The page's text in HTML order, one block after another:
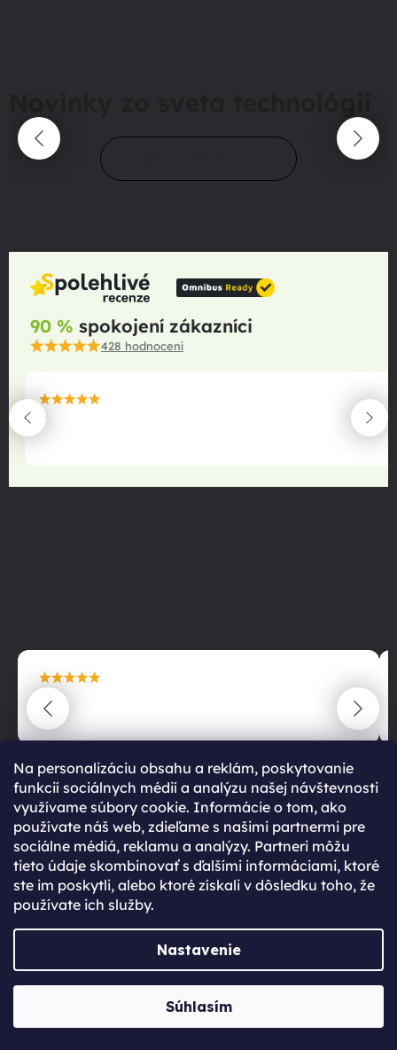
Na personalizáciu obsahu a reklám, poskytovanie
funkcií sociálnych médií a analýzu našej návštevnosti
využívame súbory cookie. Informácie o tom, ako
používate náš web, zdieľame s našimi partnermi pre
sociálne médiá, reklamu a analýzy. Partneri môžu
tieto údaje skombinovať s ďalšími informáciami, ktoré
ste im poskytli, alebo ktoré získali v dôsledku toho, že
používate ich služby.
Nastavenie
Súhlasím
90 % spokojení zákazníci
428 hodnocení
maximální spokojenost
22.06.2025
maximální spokojenost
22.06.2025
RATING TITLE
99 %
RATING PARAGRAPH